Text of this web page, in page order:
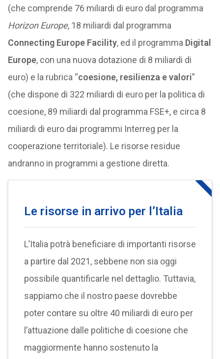
(che comprende 76 miliardi di euro dal programma
Horizon Europe, 18 miliardi dal programma
Connecting Europe Facility, ed il programma Digital
Europe, con una nuova dotazione di 8 miliardi di
euro) e la rubrica “coesione, resilienza e valori”
(che dispone di 322 miliardi di euro per la politica di
coesione, 89 miliardi dal programma FSE+, e circa 8
miliardi di euro dai programmi Interreg per la
cooperazione territoriale). Le risorse residue
andranno in programmi a gestione diretta.
Le risorse in arrivo per l’Italia
L’Italia potrà beneficiare di importanti risorse
a partire dal 2021, sebbene non sia oggi
possibile quantificarle nel dettaglio. Tuttavia,
sappiamo che il nostro paese dovrebbe
poter contare su oltre 40 miliardi di euro per
l’attuazione dalle politiche di coesione che
maggiormente hanno sostenuto la